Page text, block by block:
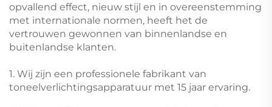
opvallend effect, nieuw stijl en in overeenstemming
met internationale normen, heeft het de
vertrouwen gewonnen van binnenlandse en
buitenlandse klanten.
1. Wij zijn een professionele fabrikant van
toneelverlichtingsapparatuur met 15 jaar ervaring.